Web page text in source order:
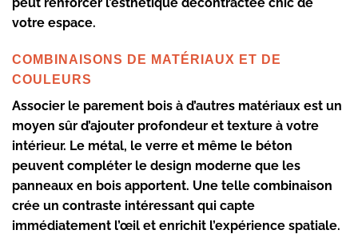
votre espace.
COMBINAISONS DE MATÉRIAUX ET DE
COULEURS
Associer le parement bois à d’autres matériaux est un
moyen sûr d’ajouter profondeur et texture à votre
intérieur. Le métal, le verre et même le béton
peuvent compléter le design moderne que les
panneaux en bois apportent. Une telle combinaison
crée un contraste intéressant qui capte
immédiatement l’œil et enrichit l’expérience spatiale.